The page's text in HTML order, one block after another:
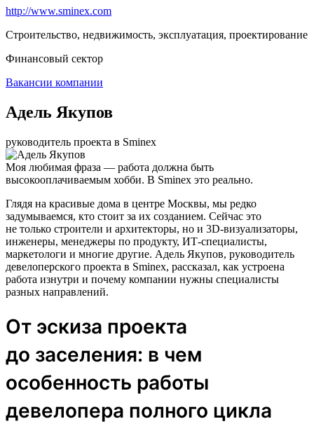
http://www.sminex.com
Строительство, недвижимость, эксплуатация, проектирование
Финансовый сектор
Вакансии компании
Адель Якупов
руководитель проекта в Sminex
Моя любимая фраза — работа должна быть
высокооплачиваемым хобби. В Sminex это реально.
Глядя на красивые дома в центре Москвы, мы редко
задумываемся, кто стоит за их созданием. Сейчас это
не только строители и архитекторы, но и 3D-визуализаторы,
инженеры, менеджеры по продукту, ИТ-специалисты,
маркетологи и многие другие. Адель Якупов, руководитель
девелоперского проекта в Sminex, рассказал, как устроена
работа изнутри и почему компании нужны специалисты
разных направлений.
От эскиза проекта
до заселения: в чем
особенность работы
девелопера полного цикла